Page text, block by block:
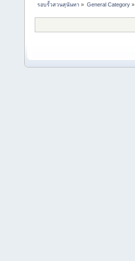
รอบรั้วสวนสุนันทา » General Category»